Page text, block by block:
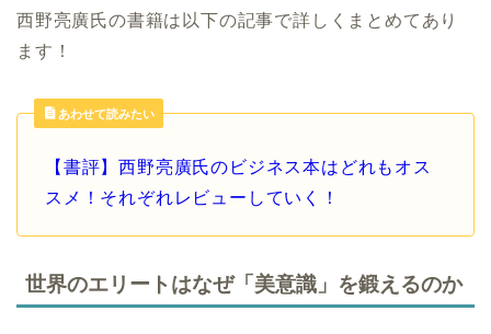
西野亮廣氏の書籍は以下の記事で詳しくまとめてあり
ます！
あわせて読みたい
【書評】西野亮廣氏のビジネス本はどれもオス
スメ！それぞれレビューしていく！
世界のエリートはなぜ「美意識」を鍛えるのか